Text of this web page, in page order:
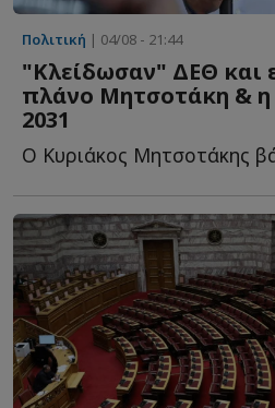
Πολιτική | 04/08 - 21:44
"Κλείδωσαν" ΔΕΘ και
πλάνο Μητσοτάκη & η
2031